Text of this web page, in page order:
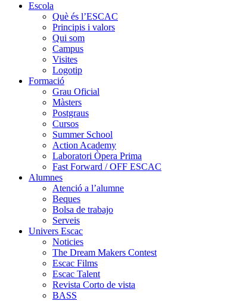
Escola
Què és l’ESCAC
Principis i valors
Qui som
Campus
Visites
Logotip
Formació
Grau Oficial
Màsters
Postgraus
Cursos
Summer School
Action Academy
Laboratori Òpera Prima
Fast Forward / OFF ESCAC
Alumnes
Atenció a l’alumne
Beques
Bolsa de trabajo
Serveis
Univers Escac
Noticies
The Dream Makers Contest
Escac Films
Escac Talent
Revista Corto de vista
BASS